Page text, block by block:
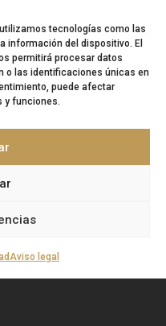
tecnologías como las
información del dispositivo. El
permitirá procesar datos
o las identificaciones únicas en
puede afectar
y funciones.
Aviso legal
Cortijo del Conde | C/
18015 Granada
SLha sido beneficiaria del
de Desarrollo Regional cuyo